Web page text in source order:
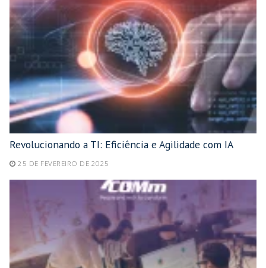
Revolucionando a TI: Eficiência e Agilidade com IA
25 DE FEVEREIRO DE 2025